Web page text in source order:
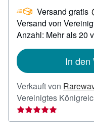
103,75Versand gratis
Versand von
Anzahl: Mehr als 20
In den
Verkauft von
Vereinigtes